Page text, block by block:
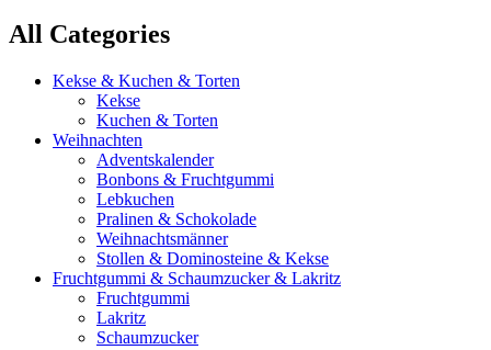
All Categories
Kekse & Kuchen & Torten
Kekse
Kuchen & Torten
Weihnachten
Adventskalender
Bonbons & Fruchtgummi
Lebkuchen
Pralinen & Schokolade
Weihnachtsmänner
Stollen & Dominosteine & Kekse
Fruchtgummi & Schaumzucker & Lakritz
Fruchtgummi
Lakritz
Schaumzucker